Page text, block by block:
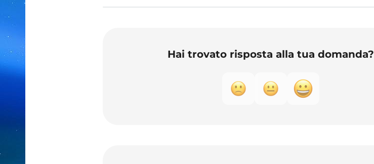
Hai trovato risposta alla tua domanda?